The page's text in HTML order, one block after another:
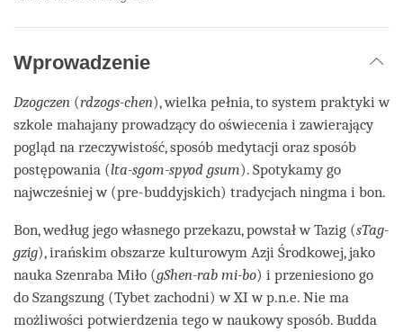
Wprowadzenie
Dzogczen (rdzogs-chen), wielka pełnia, to system praktyki w
szkole mahajany prowadzący do oświecenia i zawierający
pogląd na rzeczywistość, sposób medytacji oraz sposób
postępowania (lta-sgom-spyod gsum). Spotykamy go
najwcześniej w (pre-buddyjskich) tradycjach ningma i bon.
Bon, według jego własnego przekazu, powstał w Tazig (sTag-
gzig), irańskim obszarze kulturowym Azji Środkowej, jako
nauka Szenraba Miło (gShen-rab mi-bo) i przeniesiono go
do Szangszung (Tybet zachodni) w XI w p.n.e. Nie ma
możliwości potwierdzenia tego w naukowy sposób. Budda